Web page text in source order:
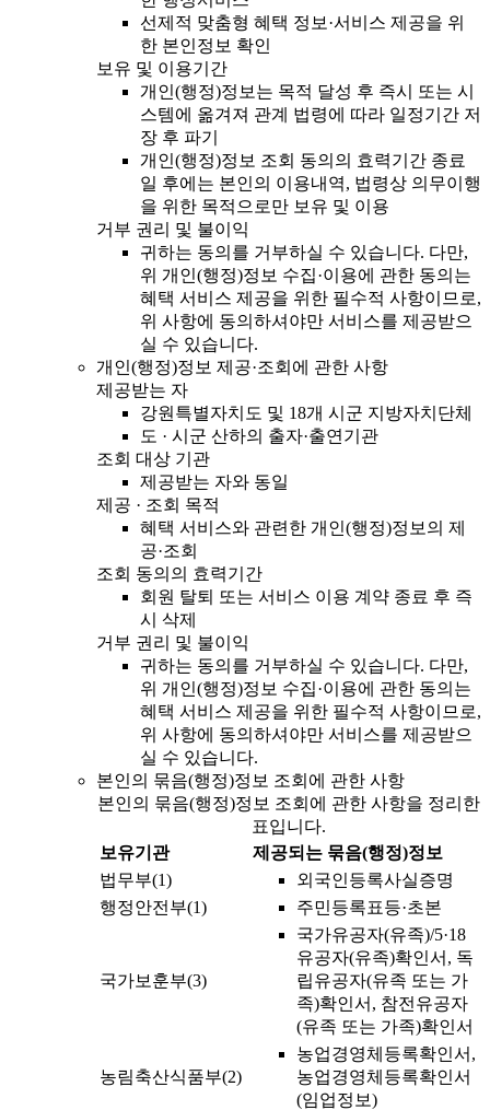
선제적 맞춤형 혜택 정보·서비스 제공을 위
한 본인정보 확인
보유 및 이용기간
개인(행정)정보는 목적 달성 후 즉시 또는 시
스템에 옮겨져 관계 법령에 따라 일정기간 저
장 후 파기
개인(행정)정보 조회 동의의 효력기간 종료
일 후에는 본인의 이용내역, 법령상 의무이행
을 위한 목적으로만 보유 및 이용
거부 권리 및 불이익
귀하는 동의를 거부하실 수 있습니다. 다만,
위 개인(행정)정보 수집·이용에 관한 동의는
혜택 서비스 제공을 위한 필수적 사항이므로,
위 사항에 동의하셔야만 서비스를 제공받으
실 수 있습니다.
개인(행정)정보 제공·조회에 관한 사항
제공받는 자
강원특별자치도 및 18개 시군 지방자치단체
도 · 시군 산하의 출자·출연기관
조회 대상 기관
제공받는 자와 동일
제공 · 조회 목적
혜택 서비스와 관련한 개인(행정)정보의 제
공·조회
조회 동의의 효력기간
회원 탈퇴 또는 서비스 이용 계약 종료 후 즉
시 삭제
거부 권리 및 불이익
귀하는 동의를 거부하실 수 있습니다. 다만,
위 개인(행정)정보 수집·이용에 관한 동의는
혜택 서비스 제공을 위한 필수적 사항이므로,
위 사항에 동의하셔야만 서비스를 제공받으
실 수 있습니다.
본인의 묶음(행정)정보 조회에 관한 사항
본인의 묶음(행정)정보 조회에 관한 사항을 정리한
표입니다.
보유기관
제공되는 묶음(행정)정보
법무부(1)
외국인등록사실증명
행정안전부(1)
주민등록표등·초본
국가보훈부(3)
국가유공자(유족)/5·18
유공자(유족)확인서, 독
립유공자(유족 또는 가
족)확인서, 참전유공자
(유족 또는 가족)확인서
농림축산식품부(2)
농업경영체등록확인서,
농업경영체등록확인서
(임업정보)